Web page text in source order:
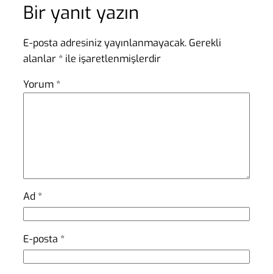
Bir yanıt yazın
E-posta adresiniz yayınlanmayacak. Gerekli
alanlar * ile işaretlenmişlerdir
Yorum *
Ad *
E-posta *